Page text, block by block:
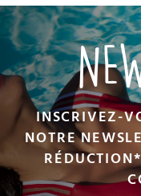
INSCRIVEZ-
NOTRE